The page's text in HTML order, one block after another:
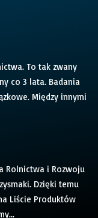
To tak zwany
co 3 lata. Badania
Między innymi
Rolnictwa i Rozwoju
Dzięki temu
Liście Produktów